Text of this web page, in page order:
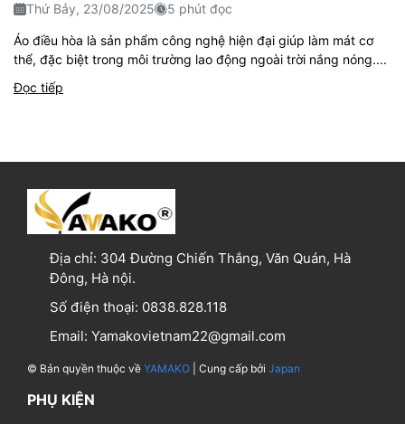
Thứ Bảy, 23/08/2025 5 phút đọc
Áo điều hòa là sản phẩm công nghệ hiện đại giúp làm mát cơ
thể, đặc biệt trong môi trường lao động ngoài trời nắng nóng....
Đọc tiếp
Địa chỉ: 304 Đường Chiến Thắng, Văn Quán, Hà
Đông, Hà nội.
Số điện thoại: 0838.828.118
Email: Yamakovietnam22@gmail.com
© Bản quyền thuộc về YAMAKO | Cung cấp bởi Japan
PHỤ KIỆN